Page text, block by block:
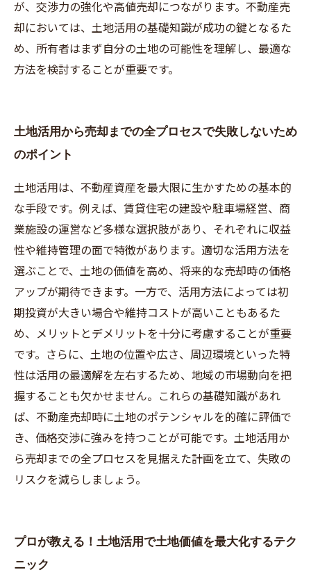
が、交渉力の強化や高値売却につながります。不動産売
却においては、土地活用の基礎知識が成功の鍵となるた
め、所有者はまず自分の土地の可能性を理解し、最適な
方法を検討することが重要です。
土地活用から売却までの全プロセスで失敗しないため
のポイント
土地活用は、不動産資産を最大限に生かすための基本的
な手段です。例えば、賃貸住宅の建設や駐車場経営、商
業施設の運営など多様な選択肢があり、それぞれに収益
性や維持管理の面で特徴があります。適切な活用方法を
選ぶことで、土地の価値を高め、将来的な売却時の価格
アップが期待できます。一方で、活用方法によっては初
期投資が大きい場合や維持コストが高いこともあるた
め、メリットとデメリットを十分に考慮することが重要
です。さらに、土地の位置や広さ、周辺環境といった特
性は活用の最適解を左右するため、地域の市場動向を把
握することも欠かせません。これらの基礎知識があれ
ば、不動産売却時に土地のポテンシャルを的確に評価で
き、価格交渉に強みを持つことが可能です。土地活用か
ら売却までの全プロセスを見据えた計画を立て、失敗の
リスクを減らしましょう。
プロが教える！土地活用で土地価値を最大化するテク
ニック